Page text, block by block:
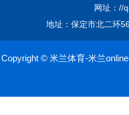
网址：//
地址：保定市北二环
Copyright © 米兰体育-米兰